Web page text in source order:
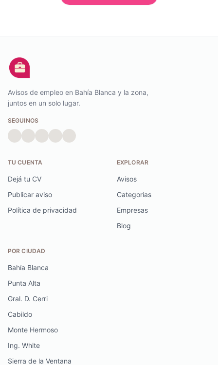
Avisos de empleo en Bahía Blanca y la zona,
juntos en un solo lugar.
SEGUINOS
TU CUENTA
Dejá tu CV
Publicar aviso
Política de privacidad
EXPLORAR
Avisos
Categorías
Empresas
Blog
POR CIUDAD
Bahía Blanca
Punta Alta
Gral. D. Cerri
Cabildo
Monte Hermoso
Ing. White
Sierra de la Ventana